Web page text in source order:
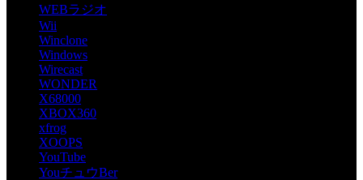
WEBラジオ
Wii
Winclone
Windows
Wirecast
WONDER
X68000
XBOX360
xfrog
XOOPS
YouTube
YouチュウBer